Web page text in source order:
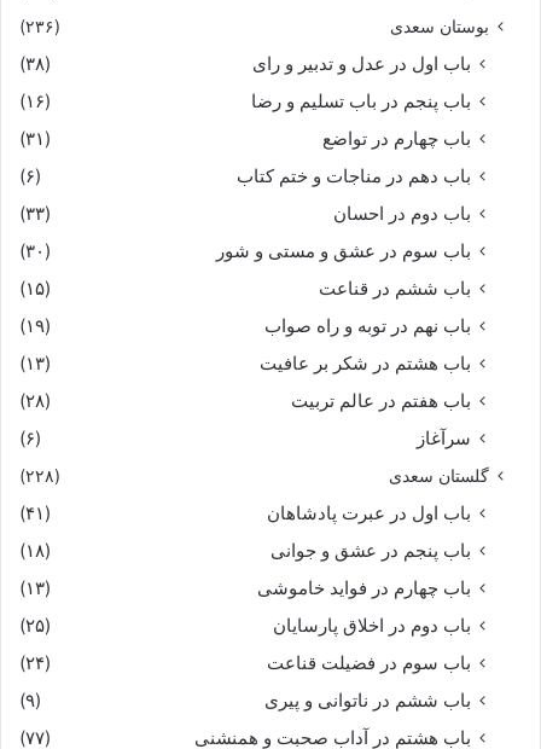
بوستان سعدی (۲۳۶)
باب اول در عدل و تدبیر و رای
(۳۸)
باب پنجم در باب تسلیم و رضا
(۱۶)
باب چهارم در تواضع
(۳۱)
باب دهم در مناجات و ختم کتاب
(۶)
باب دوم در احسان
(۳۳)
باب سوم در عشق و مستی و شور
(۳۰)
باب ششم در قناعت
(۱۵)
باب نهم در توبه و راه صواب
(۱۹)
باب هشتم در شکر بر عافیت
(۱۳)
باب هفتم در عالم تربیت
(۲۸)
سرآغاز
(۶)
گلستان سعدی (۲۲۸)
باب اول در عبرت پادشاهان
(۴۱)
باب پنجم در عشق و جوانى
(۱۸)
باب چهارم در فواید خاموشى
(۱۳)
باب دوم در اخلاق پارسایان
(۲۵)
باب سوم در فضیلت قناعت
(۲۴)
باب ششم در ناتوانى و پیرى
(۹)
باب هشتم در آداب صحبت و همنشنى
(۷۷)